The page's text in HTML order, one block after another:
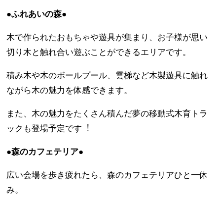
●ふれあいの森●
木で作られたおもちゃや遊具が集まり、お子様が思い
切り木と触れ合い遊ぶことができるエリアです。
積み木や木のボールプール、雲梯など木製遊具に触れ
ながら木の魅力を体感できます。
また、木の魅力をたくさん積んだ夢の移動式木育トラ
ックも登場予定です︕
●森のカフェテリア●
広い会場を歩き疲れたら、森のカフェテリアひと一休
み。